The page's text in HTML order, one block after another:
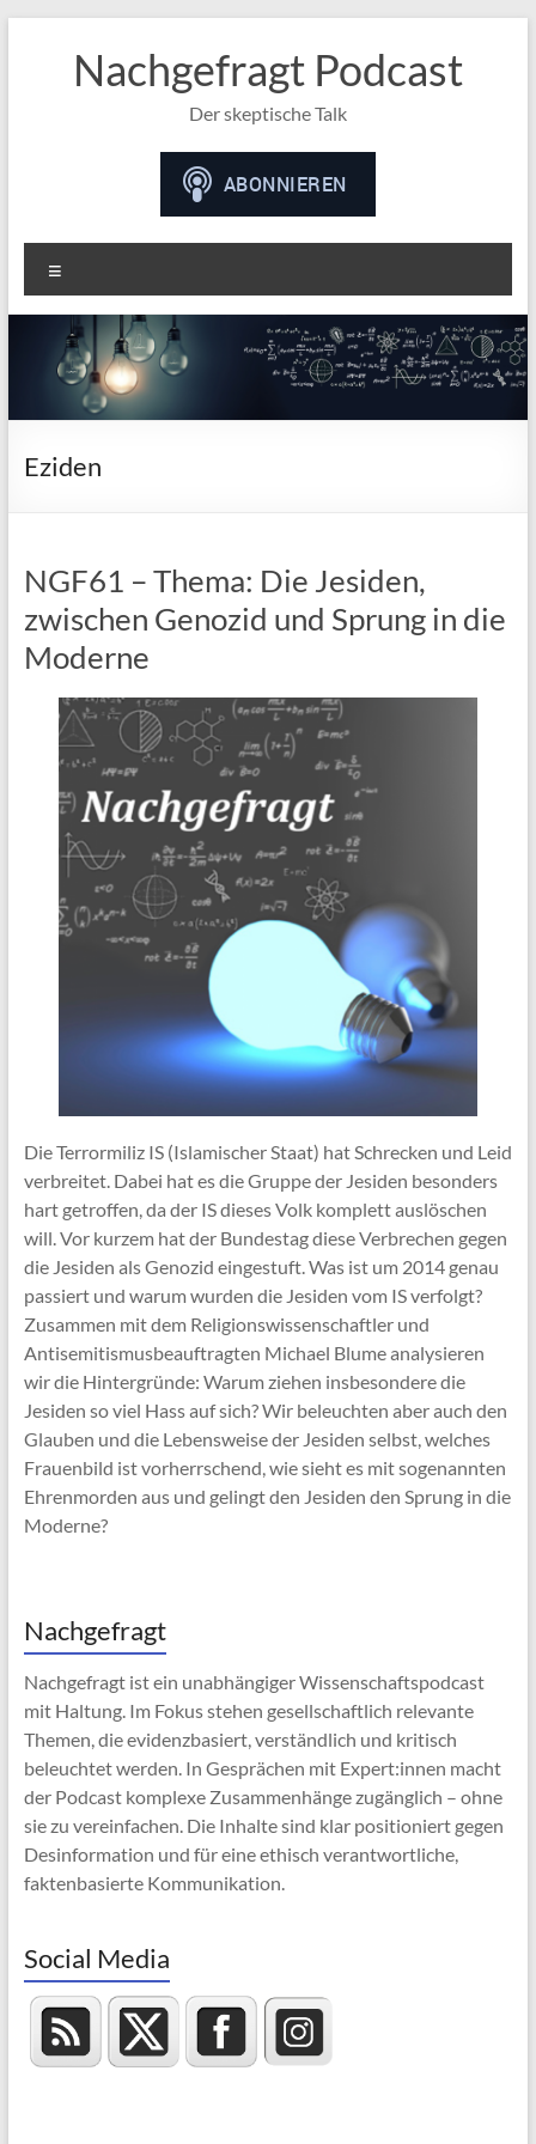
Nachgefragt Podcast
Der skeptische Talk
Eziden
NGF61 – Thema: Die Jesiden,
zwischen Genozid und Sprung in die
Moderne
Die Terrormiliz IS (Islamischer Staat) hat Schrecken und Leid
verbreitet. Dabei hat es die Gruppe der Jesiden besonders
hart getroffen, da der IS dieses Volk komplett auslöschen
will. Vor kurzem hat der Bundestag diese Verbrechen gegen
die Jesiden als Genozid eingestuft. Was ist um 2014 genau
passiert und warum wurden die Jesiden vom IS verfolgt?
Zusammen mit dem Religionswissenschaftler und
Antisemitismusbeauftragten Michael Blume analysieren
wir die Hintergründe: Warum ziehen insbesondere die
Jesiden so viel Hass auf sich? Wir beleuchten aber auch den
Glauben und die Lebensweise der Jesiden selbst, welches
Frauenbild ist vorherrschend, wie sieht es mit sogenannten
Ehrenmorden aus und gelingt den Jesiden den Sprung in die
Moderne?
Nachgefragt
Nachgefragt ist ein unabhängiger Wissenschaftspodcast
mit Haltung. Im Fokus stehen gesellschaftlich relevante
Themen, die evidenzbasiert, verständlich und kritisch
beleuchtet werden. In Gesprächen mit Expert:innen macht
der Podcast komplexe Zusammenhänge zugänglich – ohne
sie zu vereinfachen. Die Inhalte sind klar positioniert gegen
Desinformation und für eine ethisch verantwortliche,
faktenbasierte Kommunikation.
Social Media